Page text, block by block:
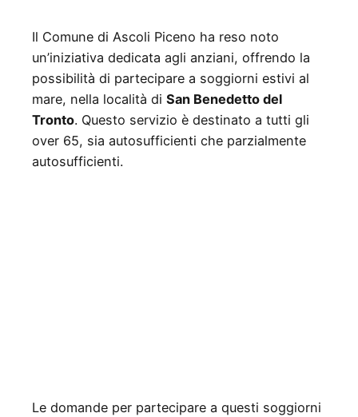
Il Comune di Ascoli Piceno ha reso noto
un’iniziativa dedicata agli anziani, offrendo la
possibilità di partecipare a soggiorni estivi al
mare, nella località di San Benedetto del
Tronto. Questo servizio è destinato a tutti gli
over 65, sia autosufficienti che parzialmente
autosufficienti.
Le domande per partecipare a questi soggiorni